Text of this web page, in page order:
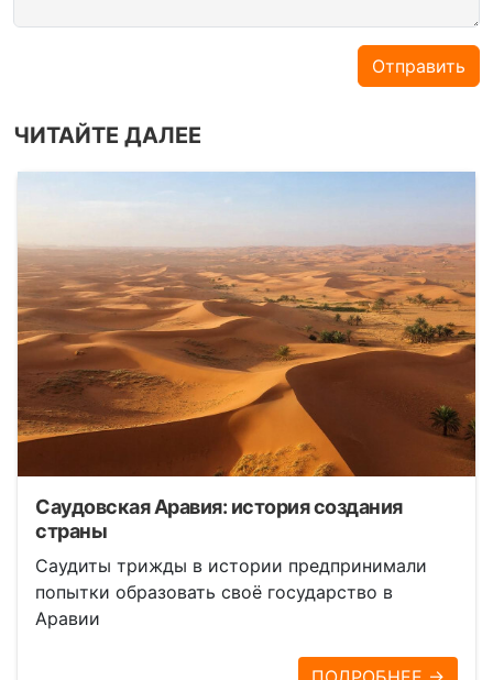
Отправить
ЧИТАЙТЕ ДАЛЕЕ
Саудовская Аравия: история создания
страны
Саудиты трижды в истории предпринимали
попытки образовать своё государство в
Аравии